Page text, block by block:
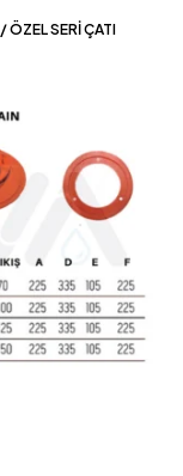
/ ÖZEL SERİ ÇATI